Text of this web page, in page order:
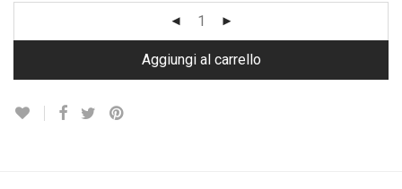
Aggiungi al carrello